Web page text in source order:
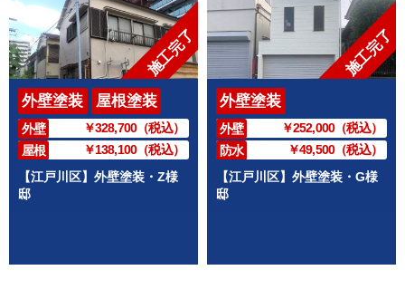
施工完了
外壁塗装 屋根塗装
外壁
￥328,700（税込）
屋根
￥138,100（税込）
【江戸川区】外壁塗装・Z様
邸
施工完了
外壁塗装
外壁
￥252,000（税込）
防水
￥49,500（税込）
【江戸川区】外壁塗装・G様
邸